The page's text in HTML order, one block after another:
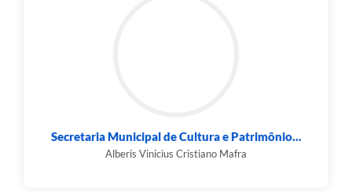
Secretaria Municipal de Cultura e Patrimônio...
Alberis Vinicius Cristiano Mafra